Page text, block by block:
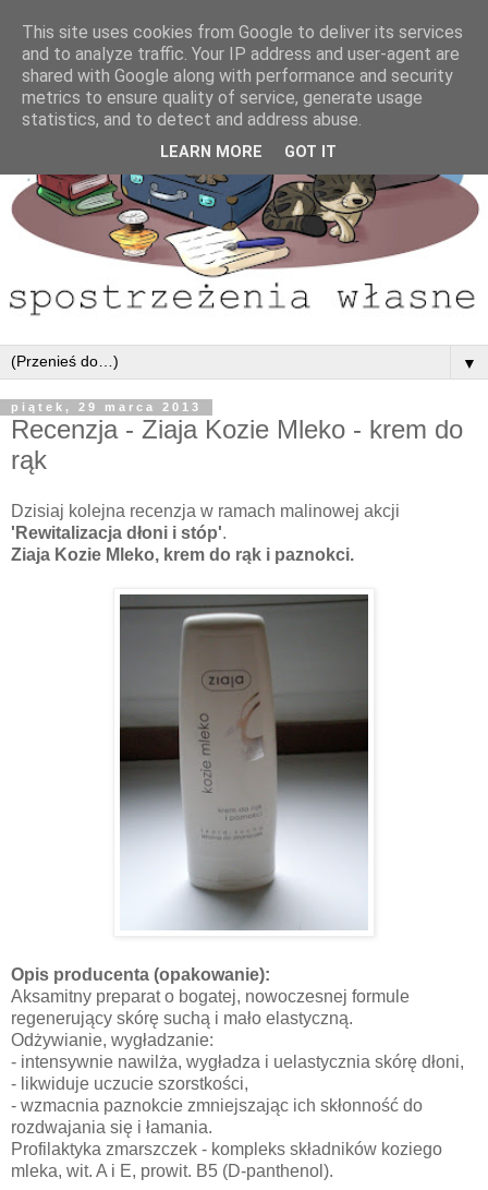
▼
piątek, 29 marca 2013
Recenzja - Ziaja Kozie Mleko - krem do
rąk
Dzisiaj kolejna recenzja w ramach malinowej akcji
'Rewitalizacja dłoni i stóp'.
Ziaja Kozie Mleko, krem do rąk i paznokci.
Opis producenta (opakowanie):
Aksamitny preparat o bogatej, nowoczesnej formule
regenerujący skórę suchą i mało elastyczną.
Odżywianie, wygładzanie:
- intensywnie nawilża, wygładza i uelastycznia skórę dłoni,
- likwiduje uczucie szorstkości,
- wzmacnia paznokcie zmniejszając ich skłonność do
rozdwajania się i łamania.
Profilaktyka zmarszczek - kompleks składników koziego
mleka, wit. A i E, prowit. B5 (D-panthenol).
This site uses cookies from Google to deliver its services
and to analyze traffic. Your IP address and user-agent are
shared with Google along with performance and security
metrics to ensure quality of service, generate usage
statistics, and to detect and address abuse.
LEARN MORE GOT IT